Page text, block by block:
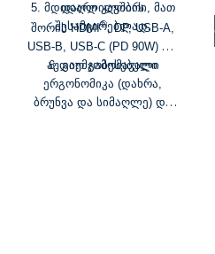
დაღლილობის
შესამცირებლად.
5. მდიდარი კავშირი, მათ
შორის HDMI®, DP, USB-A,
USB-B, USB-C (PD 90W) და
აუდიო გამომავალი
6. გაუმჯობესებული
ერგონომიკა (დახრა,
ბრუნვა და სიმაღლე) და